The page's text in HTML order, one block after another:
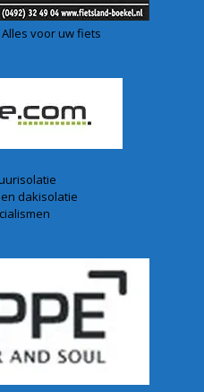
voor uw fiets
dakisolatie